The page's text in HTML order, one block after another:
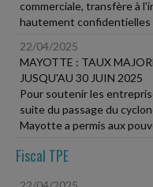
commerciale, transfère à
hautement confidentielles
22/04/2025
MAYOTTE : TAUX
JUSQU'AU 30 JUIN 2025
Pour soutenir les
suite du passage du
Mayotte a permis aux
Fiscal TPE